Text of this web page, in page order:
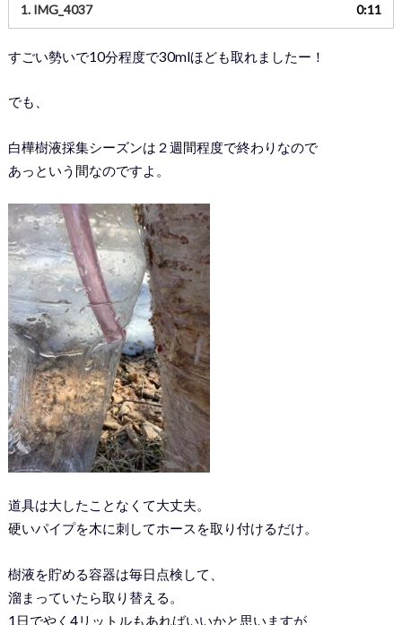
1. IMG_4037 0:11
すごい勢いで10分程度で30mlほども取れましたー！
でも、
白樺樹液採集シーズンは２週間程度で終わりなので
あっという間なのですよ。
道具は大したことなくて大丈夫。
硬いパイプを木に刺してホースを取り付けるだけ。
樹液を貯める容器は毎日点検して、
溜まっていたら取り替える。
1日でやく4リットルもあればいいかと思いますが、